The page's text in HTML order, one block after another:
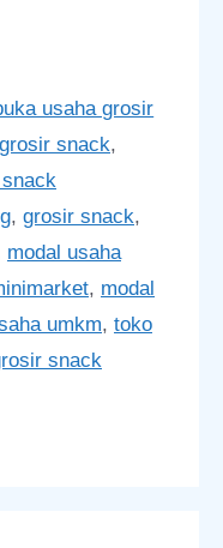
usaha grosir
snack,
, grosir snack,
modal usaha
, modal
umkm, toko
snack